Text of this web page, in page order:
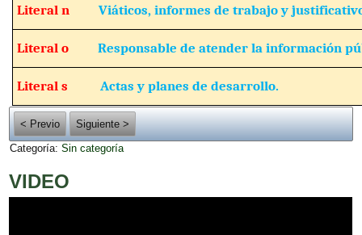
Literal n Viáticos, informes de trabajo y
Literal o Responsable de atender la información
Literal s Actas y planes de desarrollo.
< Previo
Siguiente >
Categoría:Sin categoría
VIDEO